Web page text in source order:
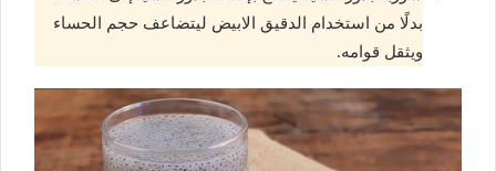
بدلًا من استخدام الدقيق الابيض ليتضاعف حجم الحساء
ويثقل قوامه.